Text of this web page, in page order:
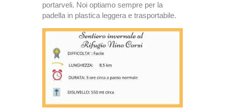
portarveli. Noi optiamo sempre per la
padella in plastica leggera e trasportabile.